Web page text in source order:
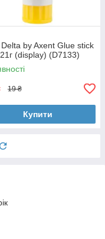
by Axent Glue stick
(display) (D7133)
19 ₴
Купити